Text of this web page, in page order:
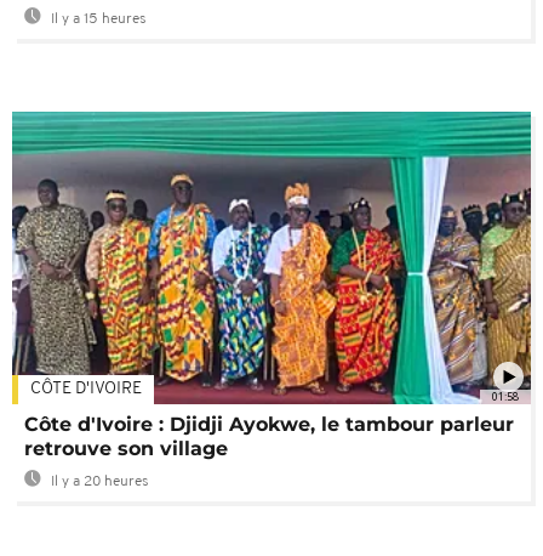
Il y a 15 heures
01:58
CÔTE D'IVOIRE
Côte d'Ivoire : Djidji Ayokwe, le tambour parleur
retrouve son village
Il y a 20 heures